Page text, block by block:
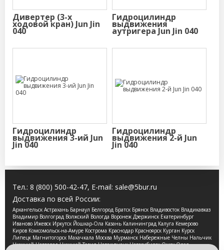
Дивертер (3-х
ходовой кран) Jun Jin
040
Гидроцилиндр
выдвижения
аутригера Jun Jin 040
Гидроцилиндр
выдвижения 3-ий Jun
Jin 040
Гидроцилиндр
выдвижения 2-й Jun
Jin 040
Тел.: 8 (800) 500-42-47, E-mail: sale@5bur.ru
Доставка по всей России:
Архангельск Астрахань Барнаул Белгород Братск Брянск Владивосток Владикавказ
Владимир Волгоград Волжский Вологда Воронеж Дзержинск Екатеринбург
Иваново Ижевск Иркутск Йошкар-Ола Казань Калининград Калуга Кемерово
Киров Комсомольск-на-Амуре Кострома Краснодар Красноярск Курган Курск
Липецк Магнитогорск Махачкала Москва Мурманск Набережные Челны Нальчик
Нижний Новгород Нижний Тагил Новокузнецк Новосибирск Омск Орел